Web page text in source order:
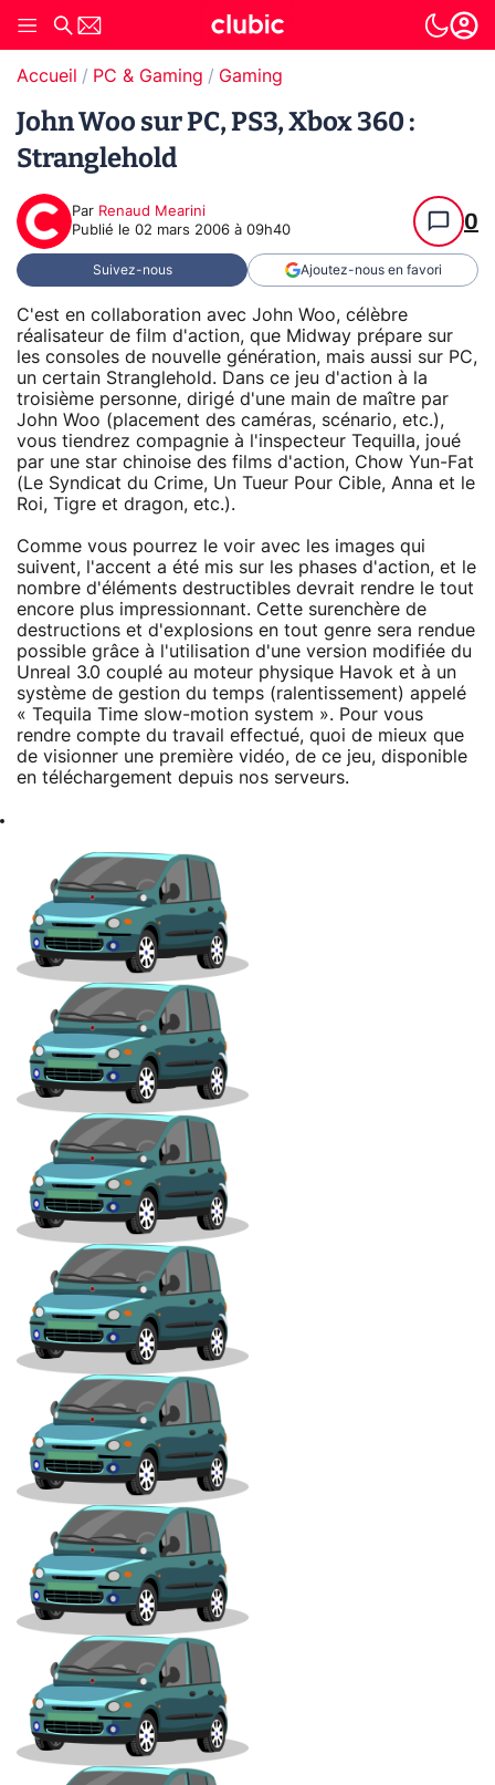
Accueil PC & Gaming Gaming
John Woo sur PC, PS3, Xbox 360 :
Stranglehold
Par Renaud Mearini
Publié le 02 mars 2006 à 09h40 0
Suivez-nous Ajoutez-nous en favori
C'est en collaboration avec John Woo, célèbre
réalisateur de film d'action, que Midway prépare sur
les consoles de nouvelle génération, mais aussi sur PC,
un certain Stranglehold. Dans ce jeu d'action à la
troisième personne, dirigé d'une main de maître par
John Woo (placement des caméras, scénario, etc.),
vous tiendrez compagnie à l'inspecteur Tequilla, joué
par une star chinoise des films d'action, Chow Yun-Fat
(Le Syndicat du Crime, Un Tueur Pour Cible, Anna et le
Roi, Tigre et dragon, etc.).
Comme vous pourrez le voir avec les images qui
suivent, l'accent a été mis sur les phases d'action, et le
nombre d'éléments destructibles devrait rendre le tout
encore plus impressionnant. Cette surenchère de
destructions et d'explosions en tout genre sera rendue
possible grâce à l'utilisation d'une version modifiée du
Unreal 3.0 couplé au moteur physique Havok et à un
système de gestion du temps (ralentissement) appelé
« Tequila Time slow-motion system ». Pour vous
rendre compte du travail effectué, quoi de mieux que
de visionner une première vidéo, de ce jeu, disponible
en téléchargement depuis nos serveurs.